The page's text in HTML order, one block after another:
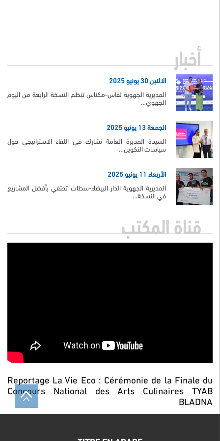
أخبار
الاثنين 30 يونيو 2025
المديرية الجهوية لفاس-مكناس تنظم النسخة الرابعة من اليوم
الجهوي…
الجمعة 13 يونيو 2025
السيدة المديرة العامة تشارك في اللقاء الاستراتيجي حول
سياسات التكوين…
الأربعاء 11 يونيو 2025
المديرية الجهوية الدار البيضاء-سطات تحتفي بأفضل المشاريع
في النسخة…
قناة المكتب
Reportage La Vie Eco : Cérémonie de la Finale du
Concours National des Arts Culinaires TYAB
BLADNA